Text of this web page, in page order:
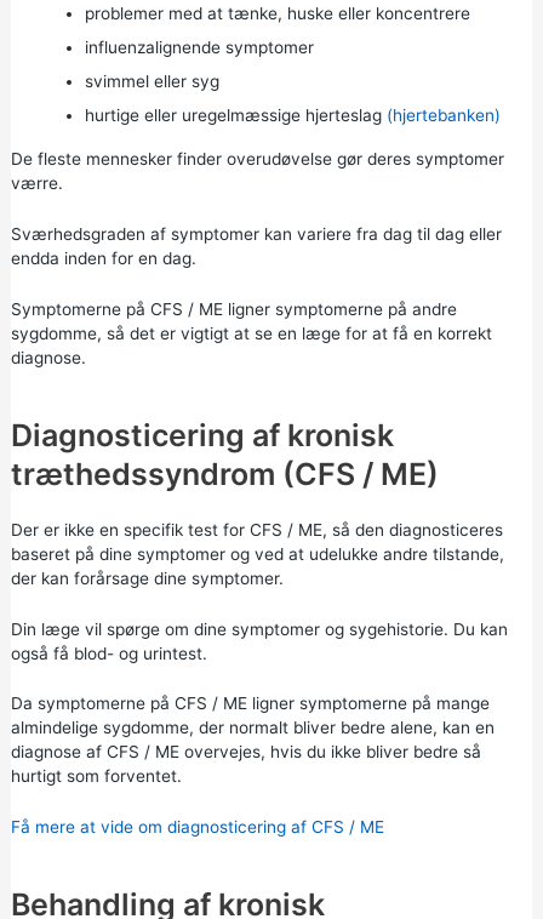
problemer med at tænke, huske eller koncentrere
influenzalignende symptomer
svimmel eller syg
hurtige eller uregelmæssige hjerteslag (hjertebanken)
De fleste mennesker finder overudøvelse gør deres symptomer
værre.
Sværhedsgraden af symptomer kan variere fra dag til dag eller
endda inden for en dag.
Symptomerne på CFS / ME ligner symptomerne på andre
sygdomme, så det er vigtigt at se en læge for at få en korrekt
diagnose.
Diagnosticering af kronisk
træthedssyndrom (CFS / ME)
Der er ikke en specifik test for CFS / ME, så den diagnosticeres
baseret på dine symptomer og ved at udelukke andre tilstande,
der kan forårsage dine symptomer.
Din læge vil spørge om dine symptomer og sygehistorie. Du kan
også få blod- og urintest.
Da symptomerne på CFS / ME ligner symptomerne på mange
almindelige sygdomme, der normalt bliver bedre alene, kan en
diagnose af CFS / ME overvejes, hvis du ikke bliver bedre så
hurtigt som forventet.
Få mere at vide om diagnosticering af CFS / ME
Behandling af kronisk